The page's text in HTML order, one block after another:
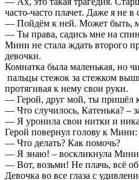
часто-часто плачет. Даже я не
— Пойдём к ней. Может быть,
— Ты права, садись мне на
Мини не стала ждать второго
девочки.
Комнатка была маленькая, но
пальцы стежок за стежком
протягивая к нему свои руки.
— Герой, друг мой, ты пришёл
— Что случилось, Катенька? –
— Я уронила свои нитки и
Герой повернул голову к Мини:
— Что делать? Как помочь?
— Я знаю! – воскликнула Мини,
— Вот, возьми! Не плачь, всё
Девочка во все глаза с